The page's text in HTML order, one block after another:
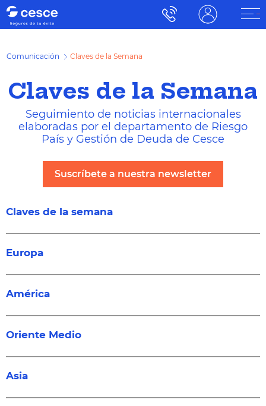
Comunicación Claves de la Semana
Claves de la Semana
Seguimiento de noticias internacionales
elaboradas por el departamento de Riesgo
País y Gestión de Deuda de Cesce
Suscríbete a nuestra newsletter
Claves de la semana
Europa
América
Oriente Medio
Asia